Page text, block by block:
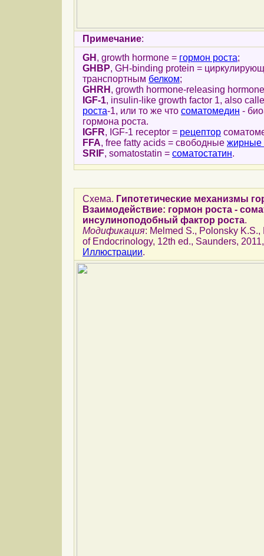
Примечание:
GH , growth hormone = гормон роста;
GHBP, GH-binding protein =
транспортным белком;
GHRH , growth hormone-releasing
IGF-1, insulin-like growth factor 1, also
роста-1, или то же что соматомедин -
гормона роста.
IGFR, IGF-1 receptor = рецептор
FFA, free fatty acids = свободные жирные
SRIF, somatostatin = соматостатин.
Схема. Гипотетические механизмы
Взаимодействие: гормон роста -
инсулиноподобный фактор роста.
Модификация: Melmed S., Polonsky
of Endocrinology, 12th ed., Saunders,
Иллюстрации.